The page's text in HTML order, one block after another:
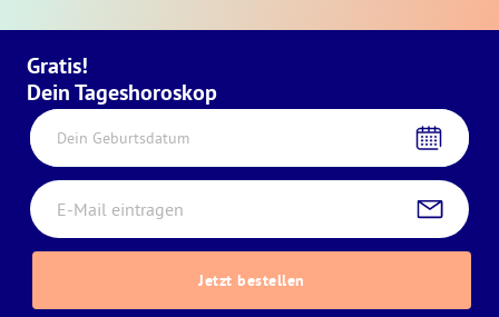
Gratis!
Dein Tageshoroskop
Dein Geburtsdatum
Jetzt bestellen